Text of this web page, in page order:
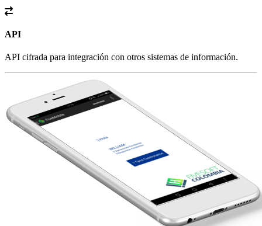
API
API cifrada para integración con otros sistemas de información.